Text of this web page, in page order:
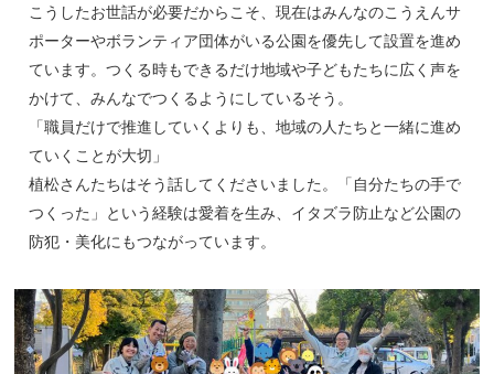
こうしたお世話が必要だからこそ、現在はみんなのこうえんサ
ポーターやボランティア団体がいる公園を優先して設置を進め
ています。つくる時もできるだけ地域や子どもたちに広く声を
かけて、みんなでつくるようにしているそう。
「職員だけで推進していくよりも、地域の人たちと一緒に進め
ていくことが大切」
植松さんたちはそう話してくださいました。「自分たちの手で
つくった」という経験は愛着を生み、イタズラ防止など公園の
防犯・美化にもつながっています。